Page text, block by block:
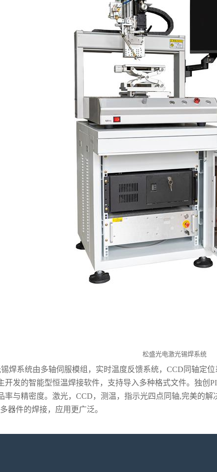
松盛光电激光锡焊系统
焊系统由多轴伺服模组，实时温度反馈系统，CCD同轴定
开发的智能型恒温焊接软件，支持导入多种格式文件。独创
率与精密度。激光，CCD，测温，指示光四点同轴,完美的解
器件的焊接，应用更广泛。